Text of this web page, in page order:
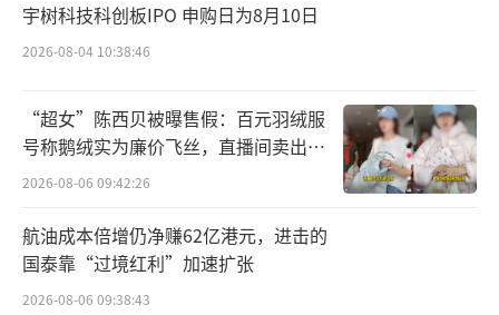
医药工业制造方面均有重要推进。在医药工业
领域，中药板块持续推进大品种培育战略；在
医药工业制造方面，持续推进降本增效工作。
CSO合约推广业务是上海医药试验出的一
条成功路径，在医药流通供应链业务板块，上
海医药通过发展药品CSO合约推广业务，实现
销售收入约61亿元，同比增幅达176.3%；引入
进口总代品种13个；器械大健康业务销售约326
宇树科技科创板IPO 申购日为8月10日
2026-08-04 10:38:46
“超女”陈西贝被曝售假：百元羽绒服
号称鹅绒实为廉价飞丝，直播间卖出超
百万元
2026-08-06 09:42:26
航油成本倍增仍净赚62亿港元，进击的
国泰靠“过境红利”加速扩张
2026-08-06 09:38:43